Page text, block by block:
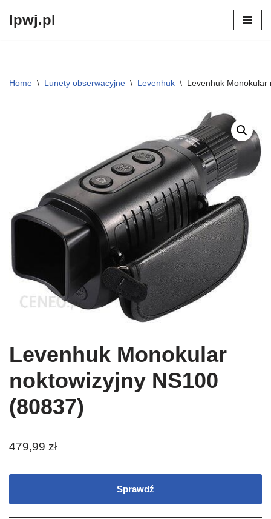
lpwj.pl
Home \ Lunety obserwacyjne \ Levenhuk \ Levenhuk Monokular
Levenhuk Monokular
noktowizyjny NS100
(80837)
479,99 zł
Sprawdź